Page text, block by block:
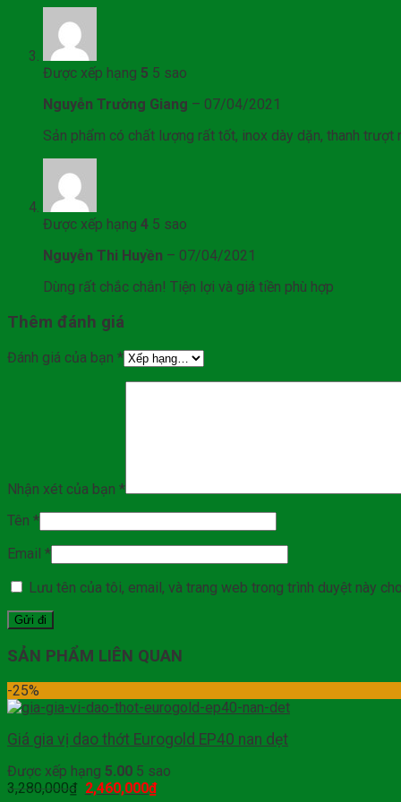
Được xếp hạng 5 5 sao
Nguyễn Trường Giang – 07/04/2021
Sản phẩm có chất lượng rất tốt, inox dày dặn, thanh trượt
Được xếp hạng 4 5 sao
Nguyễn Thi Huyền – 07/04/2021
Dùng rất chắc chắn! Tiện lợi và giá tiền phù hợp
Thêm đánh giá
Đánh giá của bạn *
Nhận xét của bạn *
Tên *
Email *
Lưu tên của tôi, email, và trang web trong trình duyệt này
SẢN PHẨM LIÊN QUAN
-25%
Giá gia vị dao thớt Eurogold EP40 nan dẹt
Được xếp hạng 5.00 5 sao
3,280,000₫ 2,460,000₫